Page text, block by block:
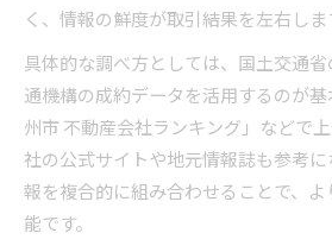
く、情報の鮮度が取引結果を左右しま
具体的な調べ方としては、国土交通
通機構の成約データを活用するのが
州市 不動産会社ランキング」などで
社の公式サイトや地元情報誌も参考
報を複合的に組み合わせることで、
能です。